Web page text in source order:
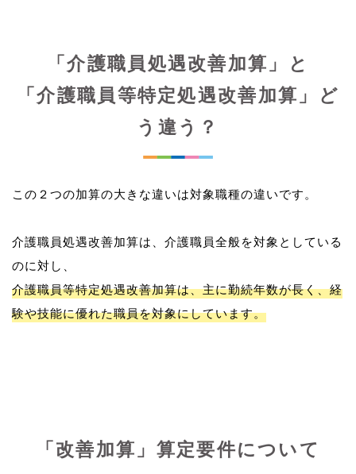
「介護職員処遇改善加算」と
「介護職員等特定処遇改善加算」ど
う違う？
この２つの加算の大きな違いは対象職種の違いです。
介護職員処遇改善加算は、介護職員全般を対象としている
介護職員等特定処遇改善加算は、主に勤続年数が長く、経
験や技能に優れた職員を対象にしています。
「改善加算」算定要件について